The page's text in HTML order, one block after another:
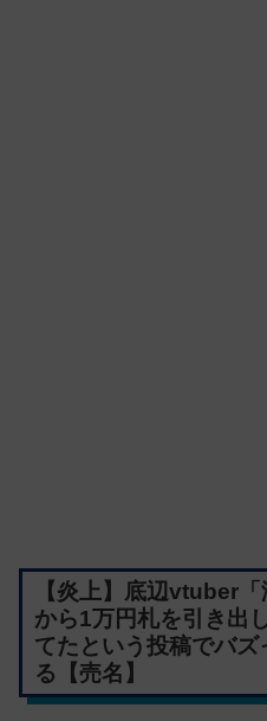
【炎上】底辺vtuber
から1万円札を引き出
てたという投稿でバ
る【売名】